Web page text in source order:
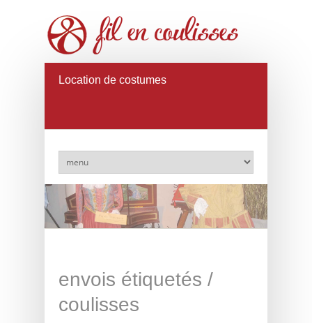
Location de costumes
envois étiquetés /
coulisses